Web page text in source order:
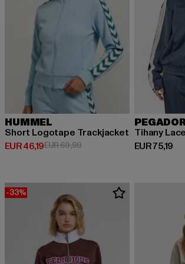
HUMMEL
Short Logotape Trackjacket
EUR 46,19
Derzeitiger Preis: EUR 46,19
EUR 69,99Aktionspreis: EUR 69,99
Tihany Lace
EUR 75,19
Derzeitiger
-33%